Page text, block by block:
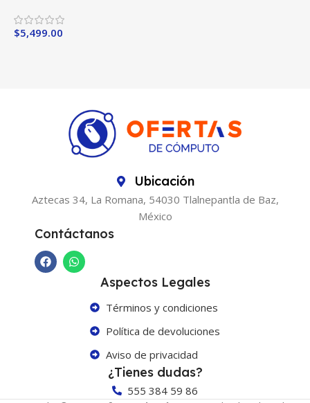
$5,499.00
Ubicación
Aztecas 34, La Romana, 54030 Tlalnepantla de Baz,
México
Contáctanos
Aspectos Legales
Términos y condiciones
Política de devoluciones
Aviso de privacidad
¿Tienes dudas?
555 384 59 86